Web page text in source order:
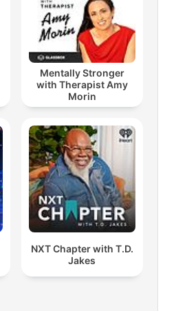
Mentally Stronger
with Therapist Amy
Morin
NXT Chapter with T.D.
Jakes